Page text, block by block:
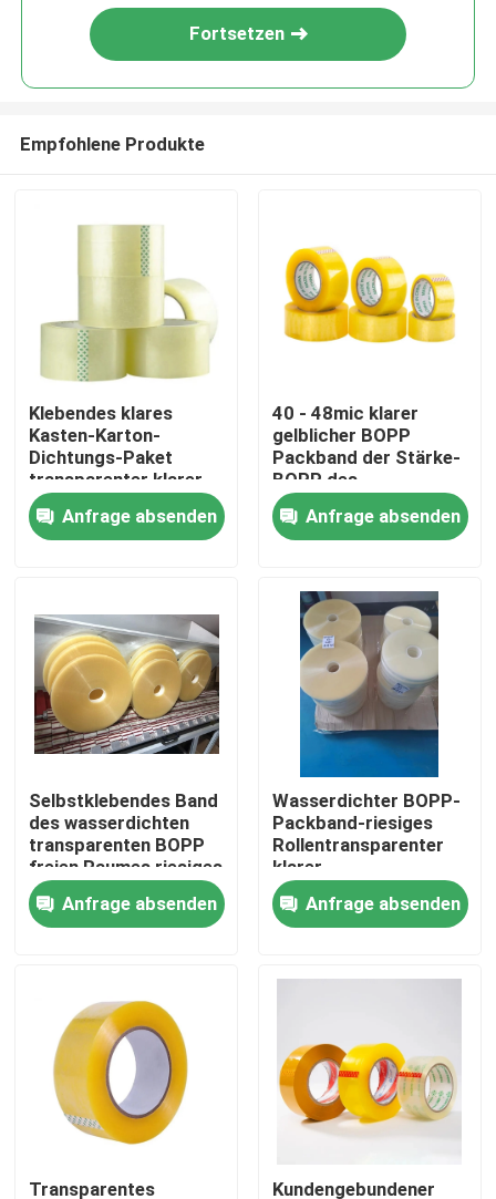
Produkte
Über uns
Qualitätskontrolle
Treten Sie mit uns in Verbindung
Klebstreifen BOPP
Kraftpapier-Klebstreifen
HAUSTIER Klebstreifen
Fortsetzen
Empfohlene Produkte
Klebendes klares
Kasten-Karton-
Dichtungs-Paket
transparenter klarer
Bopp-Packband
Anfrage absenden
40 - 48mic klarer
gelblicher BOPP
Packband der Stärke-
BOPP des
Klebstreifen-
Anfrage absenden
Selbstklebendes Band
des wasserdichten
transparenten BOPP
freien Raumes riesiges
Rollen
Anfrage absenden
Wasserdichter BOPP-
Packband-riesiges
Rollentransparenter
klarer
Farbklebstreifen
Anfrage absenden
Transparentes Kundengebundener